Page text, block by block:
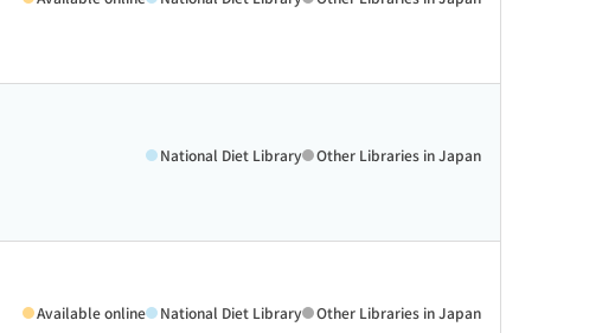
National Diet Library Other Libraries in Japan
Available online National Diet Library Other Libraries in Japan